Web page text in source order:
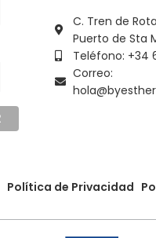
C. Tren de
Puerto de Sta
Teléfono: +34
Correo:
Política de Privacidad